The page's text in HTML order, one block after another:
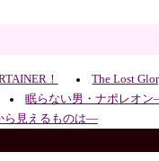
！
The Lost
眠らない男・ナポレオ
ら見えるものは―